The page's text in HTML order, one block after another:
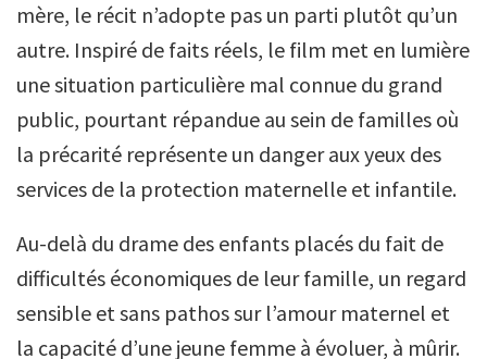
mère, le récit n’adopte pas un parti plutôt qu’un
autre. Inspiré de faits réels, le film met en lumière
une situation particulière mal connue du grand
public, pourtant répandue au sein de familles où
la précarité représente un danger aux yeux des
services de la protection maternelle et infantile.
Au-delà du drame des enfants placés du fait de
difficultés économiques de leur famille, un regard
sensible et sans pathos sur l’amour maternel et
la capacité d’une jeune femme à évoluer, à mûrir.